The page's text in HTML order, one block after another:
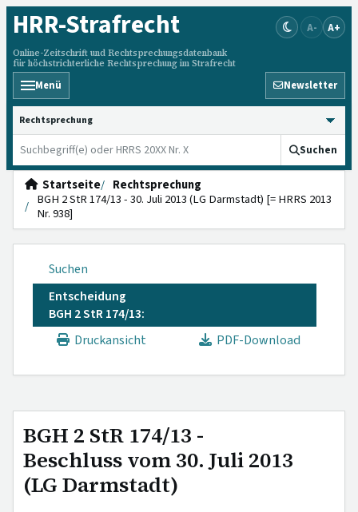
HRR-Strafrecht
Online-Zeitschrift und Rechtsprechungsdatenbank
für höchstrichterliche Rechtsprechung im Strafrecht
A- A+
Menü Newsletter
HRRS durchsuchen
Suchen
Startseite
Rechtsprechung
BGH 2 StR 174/13 - 30. Juli 2013 (LG Darmstadt) [= HRRS 2013
Nr. 938]
Suchen
Entscheidung
BGH 2 StR 174/13:
Druckansicht
PDF-Download
BGH 2 StR 174/13 -
Beschluss vom 30. Juli 2013
(LG Darmstadt)